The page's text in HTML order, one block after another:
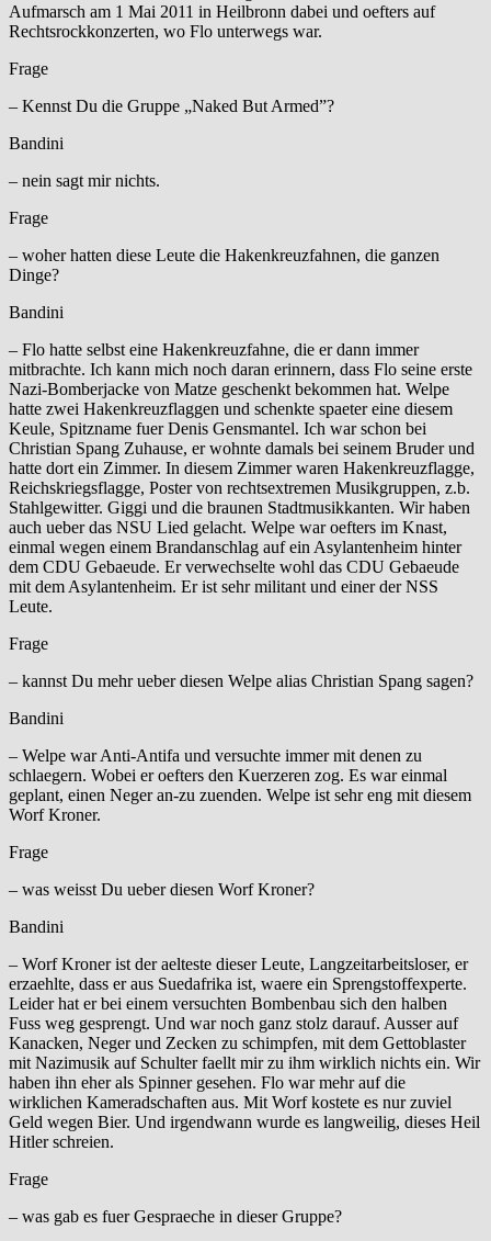
Aufmarsch am 1 Mai 2011 in Heilbronn dabei und oefters auf
Rechtsrockkonzerten, wo Flo unterwegs war.
Frage
– Kennst Du die Gruppe „Naked But Armed”?
Bandini
– nein sagt mir nichts.
Frage
– woher hatten diese Leute die Hakenkreuzfahnen, die ganzen
Dinge?
Bandini
– Flo hatte selbst eine Hakenkreuzfahne, die er dann immer
mitbrachte. Ich kann mich noch daran erinnern, dass Flo seine erste
Nazi-Bomberjacke von Matze geschenkt bekommen hat. Welpe
hatte zwei Hakenkreuzflaggen und schenkte spaeter eine diesem
Keule, Spitzname fuer Denis Gensmantel. Ich war schon bei
Christian Spang Zuhause, er wohnte damals bei seinem Bruder und
hatte dort ein Zimmer. In diesem Zimmer waren Hakenkreuzflagge,
Reichskriegsflagge, Poster von rechtsextremen Musikgruppen, z.b.
Stahlgewitter. Giggi und die braunen Stadtmusikkanten. Wir haben
auch ueber das NSU Lied gelacht. Welpe war oefters im Knast,
einmal wegen einem Brandanschlag auf ein Asylantenheim hinter
dem CDU Gebaeude. Er verwechselte wohl das CDU Gebaeude
mit dem Asylantenheim. Er ist sehr militant und einer der NSS
Leute.
Frage
– kannst Du mehr ueber diesen Welpe alias Christian Spang sagen?
Bandini
– Welpe war Anti-Antifa und versuchte immer mit denen zu
schlaegern. Wobei er oefters den Kuerzeren zog. Es war einmal
geplant, einen Neger an-zu zuenden. Welpe ist sehr eng mit diesem
Worf Kroner.
Frage
– was weisst Du ueber diesen Worf Kroner?
Bandini
– Worf Kroner ist der aelteste dieser Leute, Langzeitarbeitsloser, er
erzaehlte, dass er aus Suedafrika ist, waere ein Sprengstoffexperte.
Leider hat er bei einem versuchten Bombenbau sich den halben
Fuss weg gesprengt. Und war noch ganz stolz darauf. Ausser auf
Kanacken, Neger und Zecken zu schimpfen, mit dem Gettoblaster
mit Nazimusik auf Schulter faellt mir zu ihm wirklich nichts ein. Wir
haben ihn eher als Spinner gesehen. Flo war mehr auf die
wirklichen Kameradschaften aus. Mit Worf kostete es nur zuviel
Geld wegen Bier. Und irgendwann wurde es langweilig, dieses Heil
Hitler schreien.
Frage
– was gab es fuer Gespraeche in dieser Gruppe?